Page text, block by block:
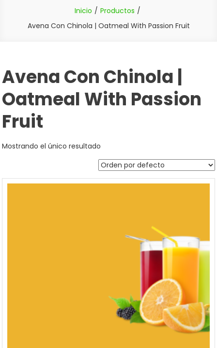
Inicio
Productos
Avena Con Chinola | Oatmeal With Passion Fruit
Avena Con Chinola |
Oatmeal With Passion
Fruit
Mostrando el único resultado